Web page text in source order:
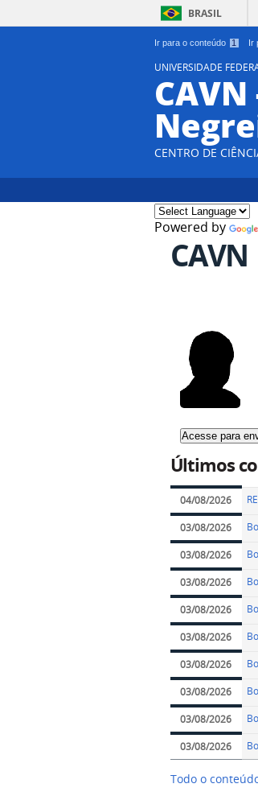
Ir para o conteúdo 1 Ir
BRASIL
UNIVERSIDADE
CENTRO DE
Powered by
CAVN
Últimos
04/08/2026
03/08/2026
03/08/2026
03/08/2026
03/08/2026
03/08/2026
03/08/2026
03/08/2026
03/08/2026
03/08/2026
Todo o